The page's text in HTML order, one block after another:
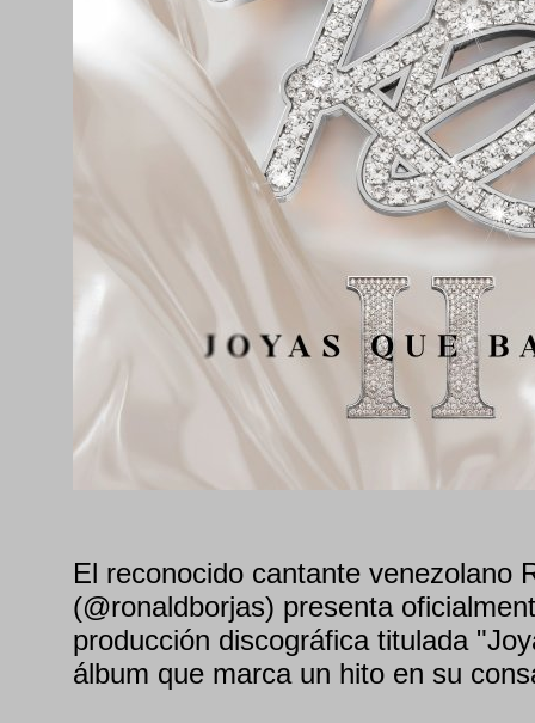
El reconocido cantante venezolano
(@ronaldborjas) presenta
producción discográfica titulada
álbum que marca un hito en su